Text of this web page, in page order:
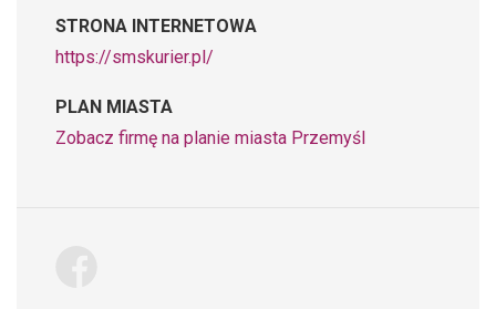
STRONA INTERNETOWA
https://smskurier.pl/
PLAN MIASTA
Zobacz firmę na planie miasta Przemyśl